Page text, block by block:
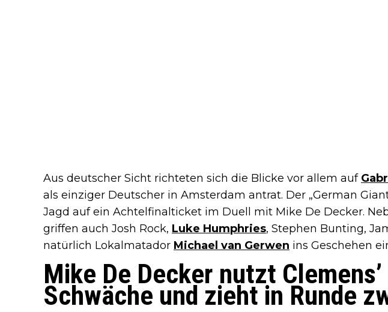
Aus deutscher Sicht richteten sich die Blicke vor allem auf
als einziger Deutscher in Amsterdam antrat. Der „German
Jagd auf ein Achtelfinalticket im Duell mit Mike De Decker.
griffen auch Josh Rock, Luke Humphries, Stephen Bunting,
natürlich Lokalmatador Michael van Gerwen ins Geschehen
Mike De Decker nutzt
Schwäche und zieht in Runde